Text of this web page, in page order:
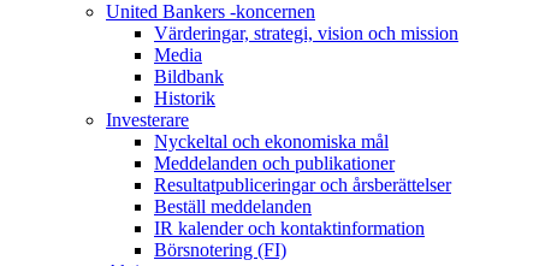
United Bankers -koncernen
Värderingar, strategi, vision och mission
Media
Bildbank
Historik
Investerare
Nyckeltal och ekonomiska mål
Meddelanden och publikationer
Resultatpubliceringar och årsberättelser
Beställ meddelanden
IR kalender och kontaktinformation
Börsnotering (FI)